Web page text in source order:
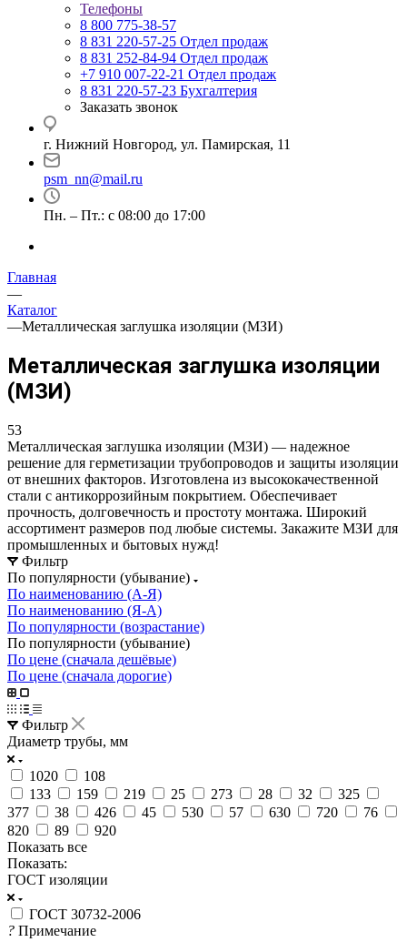
Телефоны
8 800 775-38-57
8 831 220-57-25 Отдел продаж
8 831 252-84-94 Отдел продаж
+7 910 007-22-21 Отдел продаж
8 831 220-57-23 Бухгалтерия
Заказать звонок
г. Нижний Новгород, ул. Памирская, 11
psm_nn@mail.ru
Пн. – Пт.: с 08:00 до 17:00
Главная
—
Каталог
—Металлическая заглушка изоляции (МЗИ)
Металлическая заглушка изоляции
(МЗИ)
53
Металлическая заглушка изоляции (МЗИ) — надежное
решение для герметизации трубопроводов и защиты изоляции
от внешних факторов. Изготовлена из высококачественной
стали с антикоррозийным покрытием. Обеспечивает
прочность, долговечность и простоту монтажа. Широкий
ассортимент размеров под любые системы. Закажите МЗИ для
промышленных и бытовых нужд!
Фильтр
По популярности (убывание)
По наименованию (А-Я)
По наименованию (Я-А)
По популярности (возрастание)
По популярности (убывание)
По цене (сначала дешёвые)
По цене (сначала дорогие)
Фильтр
Диаметр трубы, мм
1020
108
133
159 219 25 273 28 32
325
377
38 426 45 530 57 630 720
76
820
89
920
Показать все
Показать:
ГОСТ изоляции
ГОСТ 30732-2006
? Примечание